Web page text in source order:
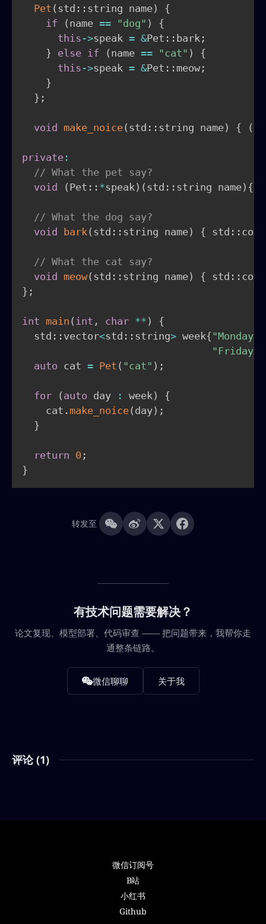
Pet ( std :: string name)
{
if
( name == "dog" )
{
this ->speak = &Pet :: bark ;
} else if ( name == "cat" )
{
this ->speak = &Pet :: meow ;
}
} ;
void make_noice( std :: string name) { (
private :
// What the pet say?
void
( Pet :: *speak ) ( std :: string name) {
// What the dog say?
void bark ( std :: string name) { std ::
// What the cat say?
void meow( std :: string name) { std ::
} ;
int main ( int , char ** )
{
  std
:: vector<std :: string> week{"Monday"
"Friday"
auto cat = Pet ( "cat" ) ;
for ( auto day : week )
{
    cat
. make_noice( day) ;
}
return 0 ;
}
转发至
有技术问题需要解决？
论文复现、模型部署、代码审查 —— 把问题带来，我帮你走
通整条链路。
微信聊聊 关于我
评论 (1)
微信订阅号
B站
小红书
Github